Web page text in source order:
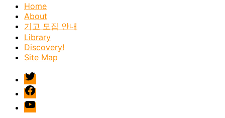
Home
About
기고 모집 안내
Library
Discovery!
Site Map
twitter
facebook
Youtube